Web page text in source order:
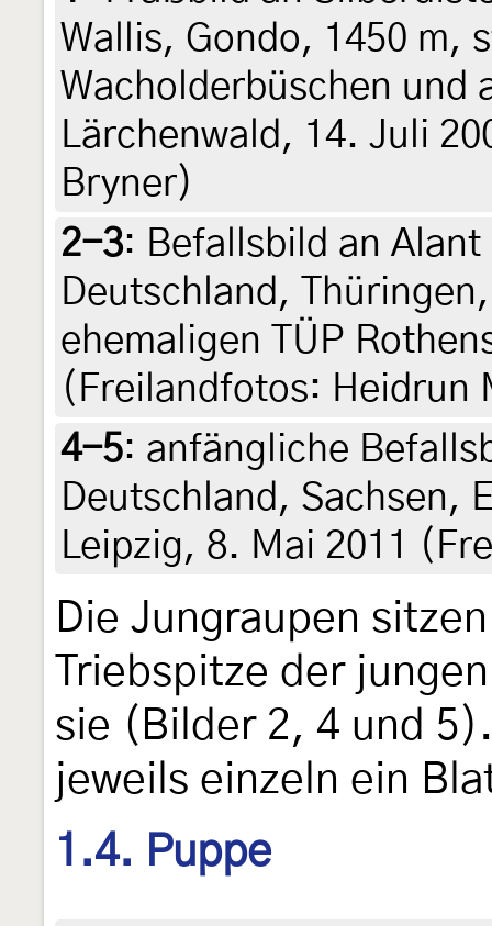
Wallis, Gondo, 1450 m,
Wacholderbüschen und
Lärchenwald, 14. Juli
Bryner)
2-3: Befallsbild an Alant
Deutschland,
ehemaligen TÜP
(Freilandfotos: Heidrun
4-5: anfängliche
Deutschland, Sachsen,
Leipzig, 8. Mai 2011
Die Jungraupen
Triebspitze der
sie (Bilder 2, 4 und
jeweils einzeln ein
1.4. Puppe